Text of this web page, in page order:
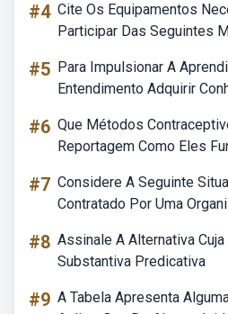
#4 Cite Os Equipamentos
Participar Das Seguintes
#5 Para Impulsionar A
Entendimento Adquirir
#6 Que Métodos
Reportagem Como Eles
#7 Considere A Seguinte
Contratado Por Uma
#8 Assinale A Alternativa
Substantiva Predicativa
#9 A Tabela Apresenta